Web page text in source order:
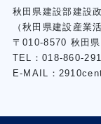
秋⽥県建設部建設
（秋⽥県建設産
〒010-8570 秋田県
TEL：018-860-
E-MAIL：